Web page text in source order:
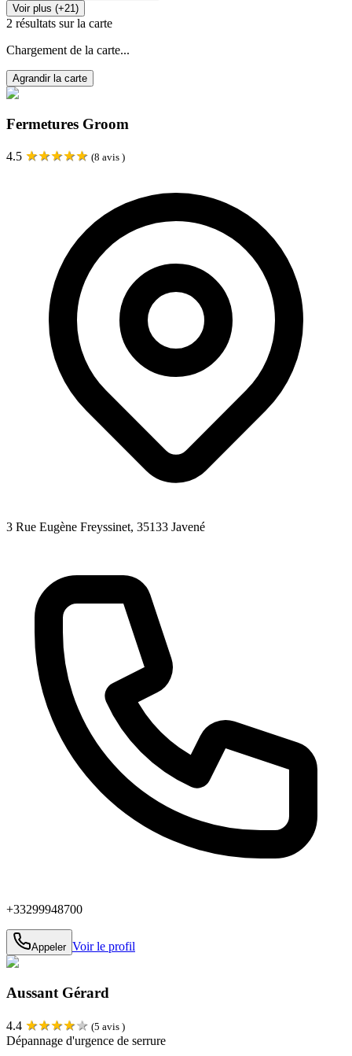
Voir plus (+21)
2 résultats sur la carte
Chargement de la carte...
Agrandir la carte
Fermetures Groom
4.5 ★★★★★ (8 avis )
3 Rue Eugène Freyssinet, 35133 Javené
+33299948700
Appeler Voir le profil
Aussant Gérard
4.4 ★★★★★ (5 avis )
Dépannage d'urgence de serrure